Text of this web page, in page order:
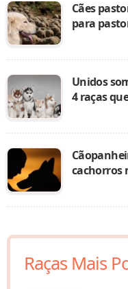
Cães
para
Unidos
4 raças
cachorros
Raças Mais